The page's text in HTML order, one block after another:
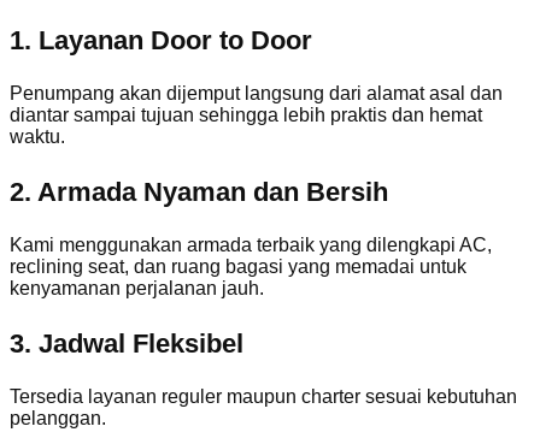
1. Layanan Door to Door
Penumpang akan dijemput langsung dari alamat asal dan
diantar sampai tujuan sehingga lebih praktis dan hemat
waktu.
2. Armada Nyaman dan Bersih
Kami menggunakan armada terbaik yang dilengkapi AC,
reclining seat, dan ruang bagasi yang memadai untuk
kenyamanan perjalanan jauh.
3. Jadwal Fleksibel
Tersedia layanan reguler maupun charter sesuai kebutuhan
pelanggan.